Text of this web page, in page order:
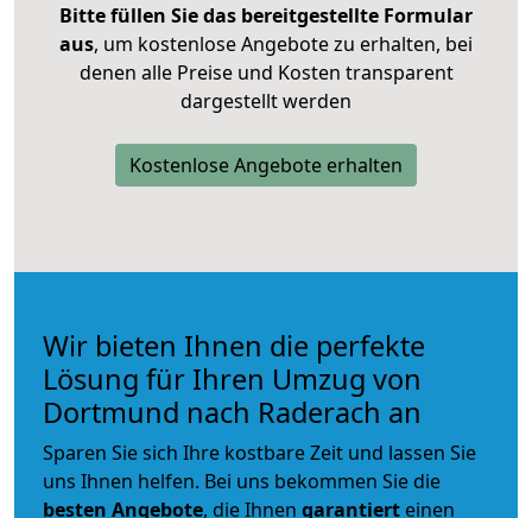
Bitte füllen Sie das bereitgestellte Formular
aus, um kostenlose Angebote zu erhalten, bei
denen alle Preise und Kosten transparent
dargestellt werden
Kostenlose Angebote erhalten
Wir bieten Ihnen die perfekte
Lösung für Ihren Umzug von
Dortmund nach Raderach an
Sparen Sie sich Ihre kostbare Zeit und lassen Sie
uns Ihnen helfen. Bei uns bekommen Sie die
besten Angebote, die Ihnen garantiert einen